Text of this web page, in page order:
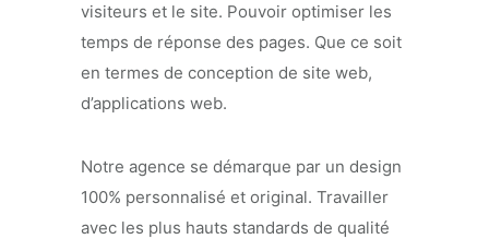
visiteurs et le site. Pouvoir optimiser les
temps de réponse des pages. Que ce soit
en termes de conception de site web,
d’applications web.
Notre agence se démarque par un design
100% personnalisé et original. Travailler
avec les plus hauts standards de qualité